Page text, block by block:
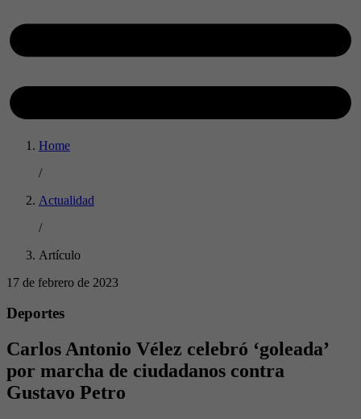
Home
/
Actualidad
/
Artículo
17 de febrero de 2023
Deportes
Carlos Antonio Vélez celebró ‘goleada’
por marcha de ciudadanos contra
Gustavo Petro